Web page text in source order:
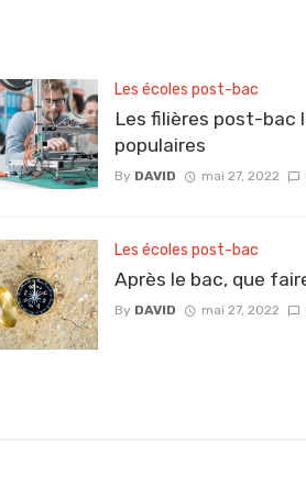
Les écoles post-bac
Les filières post-bac
populaires
By DAVID mai 27, 2022
Les écoles post-bac
Après le bac, que
By DAVID mai 27, 2022